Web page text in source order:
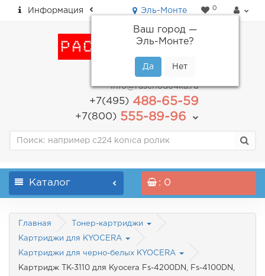
Информация Эль-Монте
Ваш город —
Эль-Монте?
0
пн-пт: с 9.00 до 18.00
info@raschodo4ka.ru
+7(495)488-65-59
+7(800)555-89-96
Каталог : 0
Главная Тонер-картриджи
Картриджи для KYOCERA
Картриджи для черно-белых KYOCERA
Картридж TK-3110 для Kyocera Fs-4200DN, Fs-4100DN,